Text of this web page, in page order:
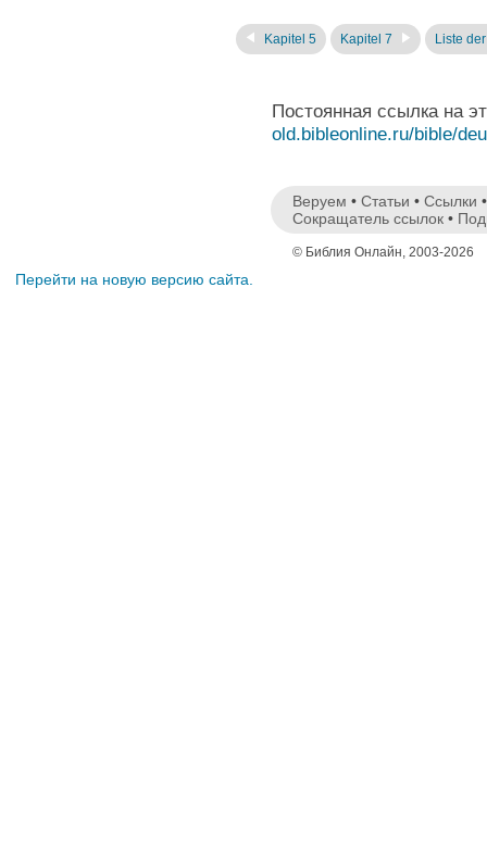
Kapitel 5 Kapitel 7 Liste
Постоянная ссылка на
old.bibleonline.ru/bible/
Веруем • Статьи • Ссылки
Сокращатель ссылок •
© Библия Онлайн, 2003-2026
Перейти на новую версию сайта.